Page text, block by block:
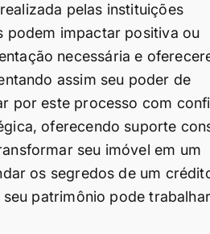
pelas instituições
podem impactar positiva ou
necessária e
assim seu poder de
por este processo com
oferecendo suporte
seu imóvel em um
os segredos de um
patrimônio pode